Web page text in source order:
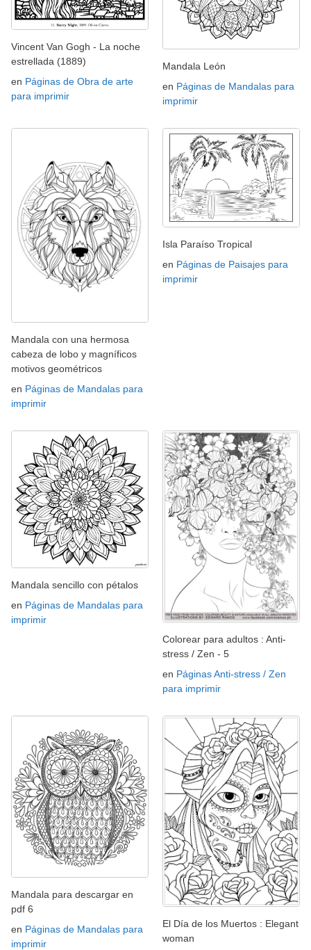
Vincent Van Gogh - La noche
estrellada (1889)
en Páginas de Obra de arte
para imprimir
Mandala León
en Páginas de Mandalas para
imprimir
Mandala con una hermosa
cabeza de lobo y magníficos
motivos geométricos
en Páginas de Mandalas para
imprimir
Isla Paraíso Tropical
en Páginas de Paisajes para
imprimir
Mandala sencillo con pétalos
en Páginas de Mandalas para
imprimir
Colorear para adultos : Anti-
stress / Zen - 5
en Páginas Anti-stress / Zen
para imprimir
Mandala para descargar en
pdf 6
en Páginas de Mandalas para
imprimir
El Día de los Muertos : Elegant
woman